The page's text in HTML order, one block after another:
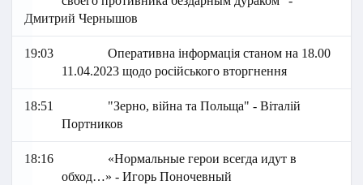
Дмитрий Чернышов
19:03
Оперативна інформація станом на 18.00
11.04.2023 щодо російського вторгнення
18:51
"Зерно, війна та Польща" - Віталій
Портников
18:16
«Нормальные герои всегда идут в
обход…» - Игорь Поночевный